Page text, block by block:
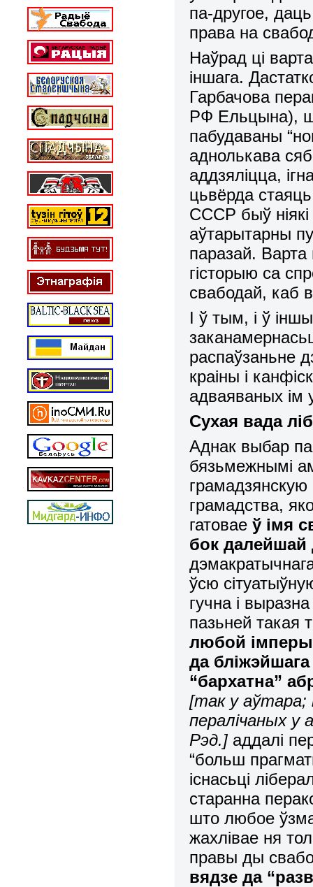
па-другое,
права на
Наўрад ці
іншага.
Гарбачова
РФ Ельцына),
пабудаваны
аднолькава
аддзяліцца,
цьвёрда
СССР быў ніякі
аўтарытарны
паразай.
гісторыю са
свабодай, каб
І ў тым, і ў
распаўзаньне
краіны і
адваяваных ім
Сухая вада
Аднак выбар
бязьмежнымі
грамадства,
гатоваеў імя
бок далейшай
ўсю
гучна і
пазьней такая
любой
да
“бархатна”
[так у аўтара;
пералічаных у
Рэд.] аддалі
“больш
існасьці
старанна
што любое
жахлівае ня
правы ды
вядзе да